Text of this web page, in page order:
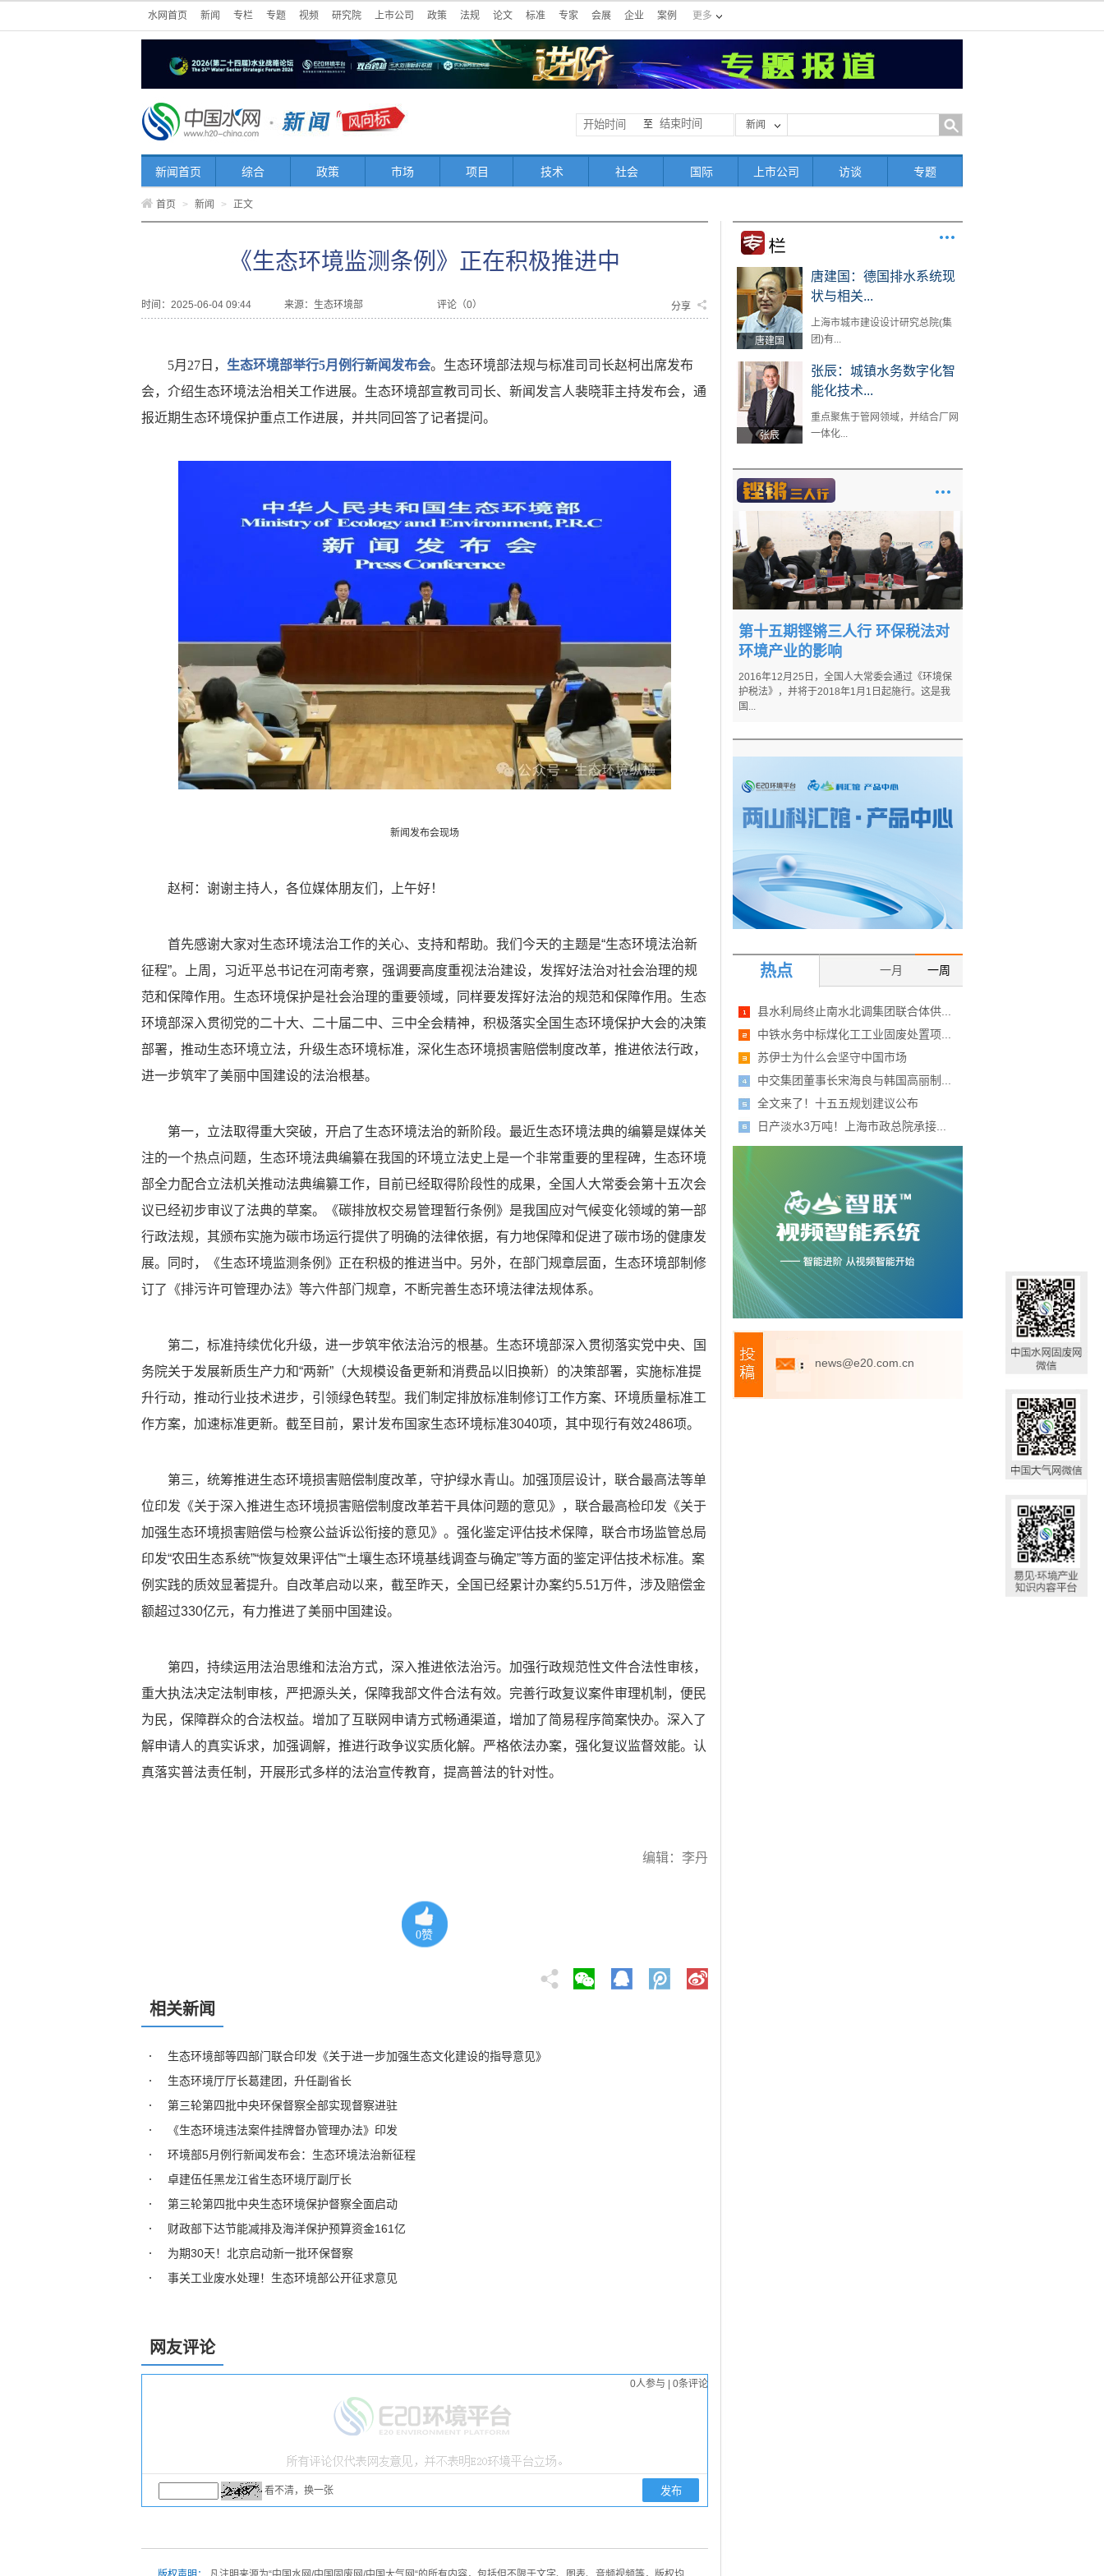
水网首页 新闻 专栏 专题 视频 研究院 上市公司 政策 法规 论文 标准 专家 会展 企业 案例 更多
至 新闻
新闻首页 综合 政策 市场 项目 技术 社会 国际 上市公司 访谈 专题
首页 > 新闻 > 正文
《生态环境监测条例》正在积极推进中
时间：2025-06-04 09:44 来源： 生态环境部 评论（0） 分享
5月27日， 生态环境部举行5月例行新闻发布会。生态环境部法规与标准司司长赵柯出席发布
会，介绍生态环境法治相关工作进展。生态环境部宣教司司长、新闻发言人裴晓菲主持发布会，通
报近期生态环境保护重点工作进展，并共同回答了记者提问。
新闻发布会现场
赵柯：谢谢主持人，各位媒体朋友们，上午好！
首先感谢大家对生态环境法治工作的关心、支持和帮助。我们今天的主题是“生态环境法治新
征程”。上周，习近平总书记在河南考察，强调要高度重视法治建设，发挥好法治对社会治理的规
范和保障作用。生态环境保护是社会治理的重要领域，同样要发挥好法治的规范和保障作用。生态
环境部深入贯彻党的二十大、二十届二中、三中全会精神，积极落实全国生态环境保护大会的决策
部署，推动生态环境立法，升级生态环境标准，深化生态环境损害赔偿制度改革，推进依法行政，
进一步筑牢了美丽中国建设的法治根基。
第一，立法取得重大突破，开启了生态环境法治的新阶段。最近生态环境法典的编纂是媒体关
注的一个热点问题，生态环境法典编纂在我国的环境立法史上是一个非常重要的里程碑，生态环境
部全力配合立法机关推动法典编纂工作，目前已经取得阶段性的成果，全国人大常委会第十五次会
议已经初步审议了法典的草案。《碳排放权交易管理暂行条例》是我国应对气候变化领域的第一部
行政法规，其颁布实施为碳市场运行提供了明确的法律依据，有力地保障和促进了碳市场的健康发
展。同时，《生态环境监测条例》正在积极的推进当中。另外，在部门规章层面，生态环境部制修
订了《排污许可管理办法》等六件部门规章，不断完善生态环境法律法规体系。
第二，标准持续优化升级，进一步筑牢依法治污的根基。生态环境部深入贯彻落实党中央、国
务院关于发展新质生产力和“两新”（大规模设备更新和消费品以旧换新）的决策部署，实施标准提
升行动，推动行业技术进步，引领绿色转型。我们制定排放标准制修订工作方案、环境质量标准工
作方案，加速标准更新。截至目前，累计发布国家生态环境标准3040项，其中现行有效2486项。
第三，统筹推进生态环境损害赔偿制度改革，守护绿水青山。加强顶层设计，联合最高法等单
位印发《关于深入推进生态环境损害赔偿制度改革若干具体问题的意见》，联合最高检印发《关于
加强生态环境损害赔偿与检察公益诉讼衔接的意见》。强化鉴定评估技术保障，联合市场监管总局
印发“农田生态系统”“恢复效果评估”“土壤生态环境基线调查与确定”等方面的鉴定评估技术标准。案
例实践的质效显著提升。自改革启动以来，截至昨天，全国已经累计办案约5.51万件，涉及赔偿金
额超过330亿元，有力推进了美丽中国建设。
第四，持续运用法治思维和法治方式，深入推进依法治污。加强行政规范性文件合法性审核，
重大执法决定法制审核，严把源头关，保障我部文件合法有效。完善行政复议案件审理机制，便民
为民，保障群众的合法权益。增加了互联网申请方式畅通渠道，增加了简易程序简案快办。深入了
解申请人的真实诉求，加强调解，推进行政争议实质化解。严格依法办案，强化复议监督效能。认
真落实普法责任制，开展形式多样的法治宣传教育，提高普法的针对性。
编辑：李丹
0赞
相关新闻
生态环境部等四部门联合印发《关于进一步加强生态文化建设的指导意见》
生态环境厅厅长葛建团，升任副省长
第三轮第四批中央环保督察全部实现督察进驻
《生态环境违法案件挂牌督办管理办法》印发
环境部5月例行新闻发布会：生态环境法治新征程
卓建伍任黑龙江省生态环境厅副厅长
第三轮第四批中央生态环境保护督察全面启动
财政部下达节能减排及海洋保护预算资金161亿
为期30天！北京启动新一批环保督察
事关工业废水处理！生态环境部公开征求意见
网友评论
0人参与 0条评论
看不清，换一张
唐建国
唐建国：德国排水系统现
状与相关...
上海市城市建设设计研究总院(集
团)有...
张辰
张辰：城镇水务数字化智
能化技术...
重点聚焦于管网领域，并结合厂网
一体化...
第十五期铿锵三人行 环保税法对
环境产业的影响
2016年12月25日，全国人大常委会通过《环境保
护税法》，并将于2018年1月1日起施行。这是我
国...
热点 一周
一月
县水利局终止南水北调集团联合体供...
中铁水务中标煤化工工业固废处置项...
苏伊士为什么会坚守中国市场
中交集团董事长宋海良与韩国高丽制...
全文来了！十五五规划建议公布
日产淡水3万吨！上海市政总院承接...
news@e20.com.cn